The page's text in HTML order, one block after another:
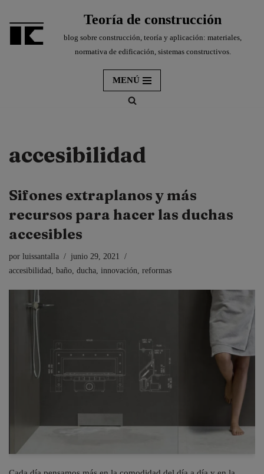
al
Teoría de construcción
blog sobre construcción, teoría y aplicación: materiales,
normativa de edificación, sistemas constructivos.
MENÚ
accesibilidad
Sifones extraplanos y más
recursos para hacer las duchas
accesibles
por luissantalla
junio 29, 2021
accesibilidad, baño, ducha, innovación, reformas